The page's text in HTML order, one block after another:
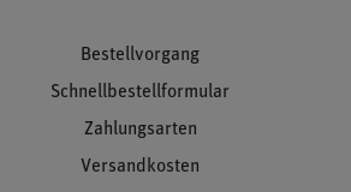
Bestellvorgang
Schnellbestellformular
Zahlungsarten
Versandkosten